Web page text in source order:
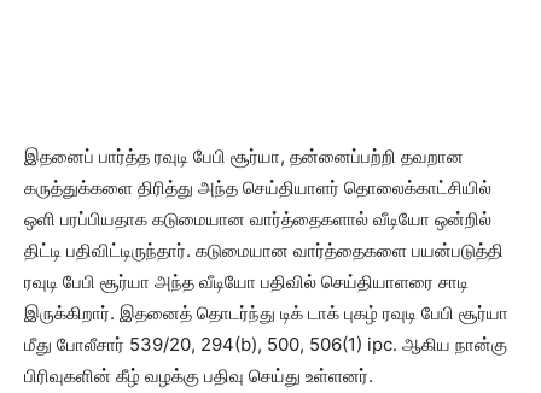
இதனைப் பார்த்த ரவுடி பேபி சூர்யா, தன்னைப்பற்றி தவறான
கருத்துக்களை திரித்து அந்த செய்தியாளர் தொலைக்காட்சியில்
ஒளி பரப்பியதாக கடுமையான வார்த்தைகளால் வீடியோ ஒன்றில்
திட்டி பதிவிட்டிருந்தார். கடுமையான வார்த்தைகளை பயன்படுத்தி
ரவுடி பேபி சூர்யா அந்த வீடியோ பதிவில் செய்தியாளரை சாடி
இருக்கிறார். இதனைத் தொடர்ந்து டிக் டாக் புகழ் ரவுடி பேபி சூர்யா
மீது போலீசார் 539/20, 294(b), 500, 506(1) ipc. ஆகிய நான்கு
பிரிவுகளின் கீழ் வழக்கு பதிவு செய்து உள்ளனர்.